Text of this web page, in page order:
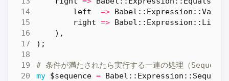
left
=>
right =>
),
);
# 条件が満たされたら実行する一連の処理（
my $sequence =